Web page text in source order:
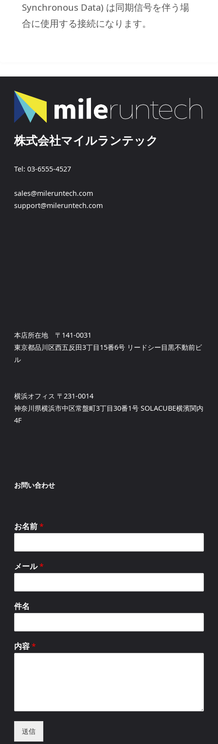
Synchronous Data) は同期信号を伴う場
合に使用する接続になります。
株式会社マイルランテック
Tel: 03-6555-4527
sales@mileruntech.com
support@mileruntech.com
本店所在地 〒141-0031
東京都品川区西五反田3丁目15番6号 リードシー目黒不動前ビ
ル
横浜オフィス 〒231-0014
神奈川県横浜市中区常盤町3丁目30番1号 SOLACUBE横濱関内
4F
お問い合わせ
お名前*
メール*
件名
内容*
送信